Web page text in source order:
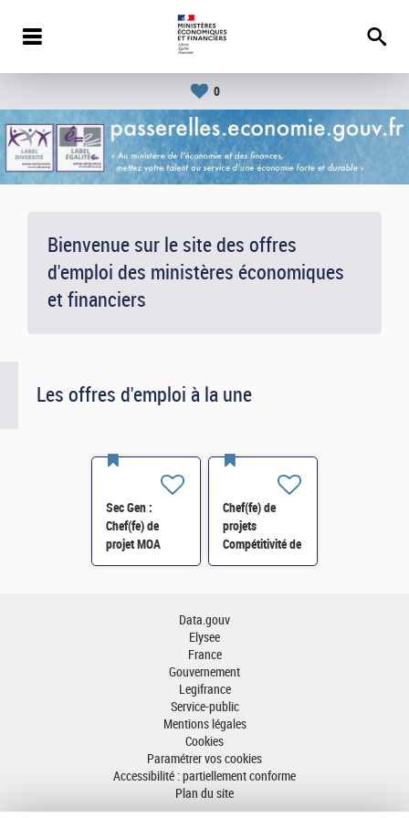
0
Bienvenue sur le site des offres
d'emploi des ministères économiques
et financiers
Les offres d'emploi à la une
Sec Gen :
Chef(fe) de
projet MOA
Innovation
Chef(fe) de
projets
Compétitivité de
l'énergie-SI-
Data.gouv
Elysee
France
Gouvernement
Legifrance
Service-public
Mentions légales
Cookies
Paramétrer vos cookies
Accessibilité : partiellement conforme
Plan du site